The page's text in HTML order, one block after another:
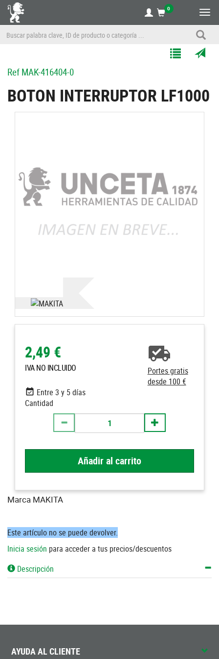
0
correo
a
un
Listas
RefMAK-416404-0
BOTON INTERRUPTOR LF1000
2,49 €
IVA NO INCLUIDO
Portes gratis
desde 100 €
Entre 3 y 5 días
Cantidad
Añadir al carrito
Marca MAKITA
Este artículo no se puede devolver.
Inicia sesión para acceder a tus precios/descuentos
Descripción
AYUDA AL CLIENTE